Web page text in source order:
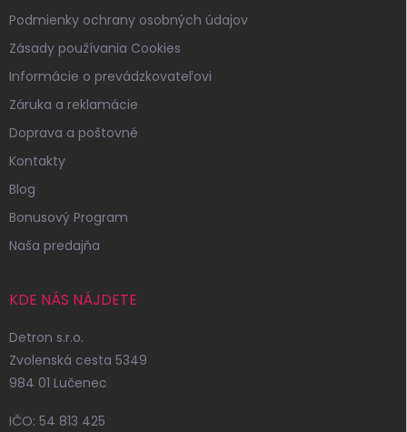
Podmienky ochrany osobných údajov
Zásady používania Cookies
Informácie o prevádzkovateľovi
Záruka a reklamácie
Doprava a poštovné
Kontakty
Blog
Bonusový Program
Naša predajňa
KDE NÁS NÁJDETE
Detron s.r.o.
Zvolenská cesta 5349
984 01 Lučenec
IČO: 54 813 425